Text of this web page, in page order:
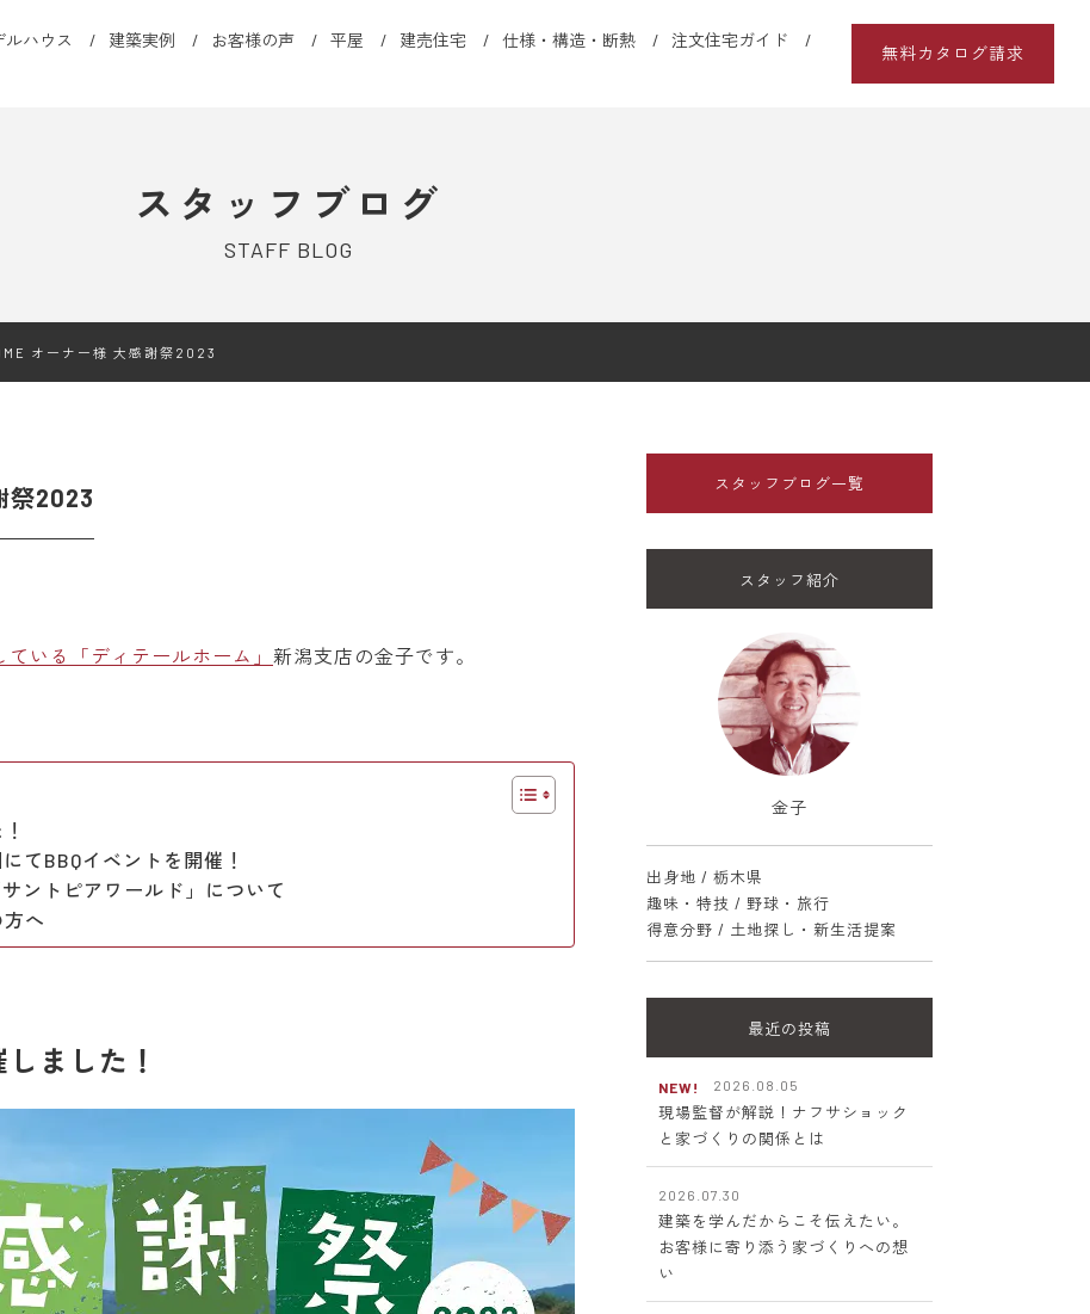
ルハウス 建築実例 お客様の声 平屋 建売住宅 仕様・構造・断熱
注文住宅ガイド
無料カタログ請求
スタッフブログ
STAFF BLOG
オーナー様 大感謝祭2023
祭2023
いる「ディテールホーム」 新潟支店の金子です。
てBBQイベントを開催！
ントピアワールド」について
へ
ました！
スタッフブログ一覧
スタッフ紹介
金子
出身地 / 栃木県
趣味・特技 / 野球・旅行
得意分野 / 土地探し・新生活提案
最近の投稿
NEW! 2026.08.05
現場監督が解説！ナフサショック
と家づくりの関係とは
2026.07.30
建築を学んだからこそ伝えたい。
お客様に寄り添う家づくりへの想
い